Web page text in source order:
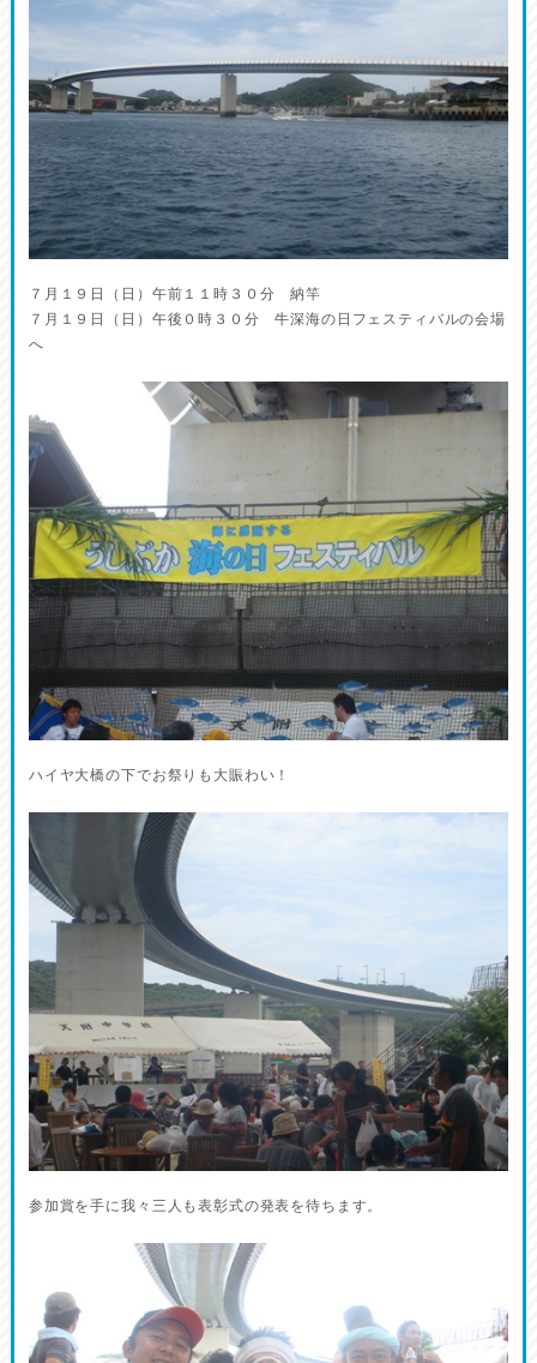
７月１９日（日）午前１１時３０分 納竿
７月１９日（日）午後０時３０分 牛深海の日フェスティバルの会場
へ
ハイヤ大橋の下でお祭りも大賑わい！
参加賞を手に我々三人も表彰式の発表を待ちます。